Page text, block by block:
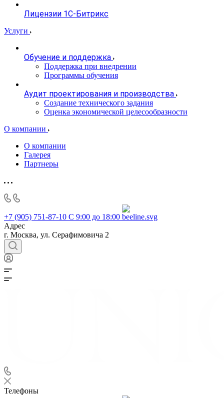
Лицензии 1С-Битрикс
Услуги
Обучение и поддержка
Поддержка при внедрении
Программы обучения
Аудит проектирования и производства
Создание технического задания
Оценка экономической целесообразности
О компании
О компании
Галерея
Партнеры
+7 (905) 751-87-10 С 9:00 до 18:00
Адрес
г. Москва, ул. Серафимовича 2
Телефоны